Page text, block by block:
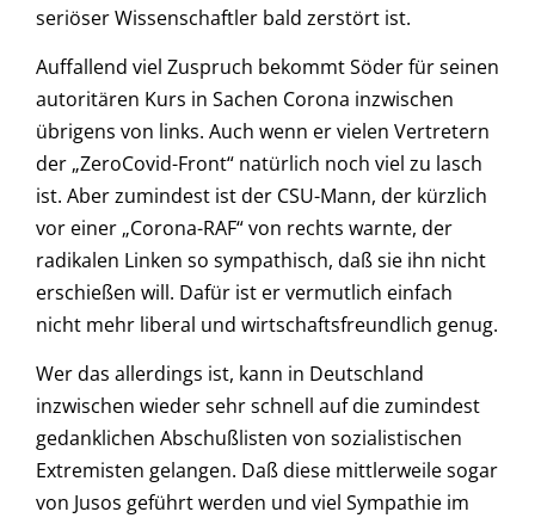
seriöser Wissenschaftler bald zerstört ist.
Auffallend viel Zuspruch bekommt Söder für seinen
autoritären Kurs in Sachen Corona inzwischen
übrigens von links. Auch wenn er vielen Vertretern
der „ZeroCovid-Front“ natürlich noch viel zu lasch
ist. Aber zumindest ist der CSU-Mann, der kürzlich
vor einer „Corona-RAF“ von rechts warnte, der
radikalen Linken so sympathisch, daß sie ihn nicht
erschießen will. Dafür ist er vermutlich einfach
nicht mehr liberal und wirtschaftsfreundlich genug.
Wer das allerdings ist, kann in Deutschland
inzwischen wieder sehr schnell auf die zumindest
gedanklichen Abschußlisten von sozialistischen
Extremisten gelangen. Daß diese mittlerweile sogar
von Jusos geführt werden und viel Sympathie im